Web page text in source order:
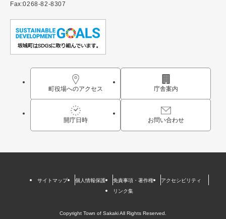
Fax:0268-82-8307
町役場へのアクセス 庁舎案内
開庁日時 お問い合わせ
サイトマップ 個人情報保護 免責事項・著作権
アクセシビリティ
リンク集
Copyright Town of Sakaki All Rights Reserved.